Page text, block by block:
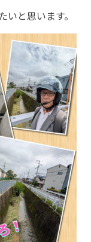
と思います。